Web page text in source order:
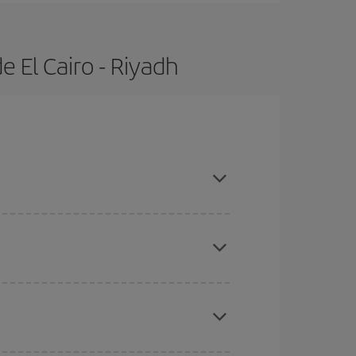
El Cairo - Riyadh